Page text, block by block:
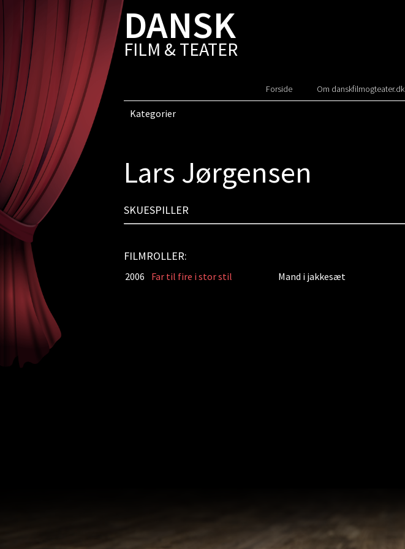
DANSK
FILM & TEATER
Forside Om danskfilmogteater.dk
Kategorier
Lars Jørgensen
SKUESPILLER
FILMROLLER:
2006 Far til fire i stor stil Mand i jakkesæt